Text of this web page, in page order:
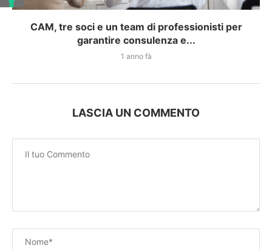
CAM, tre soci e un team di professionisti per
garantire consulenza e...
1 anno fà
LASCIA UN COMMENTO